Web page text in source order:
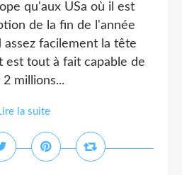
qu'aux USa où il est
de la fin de l'année
facilement la tête
est tout à fait capable de
millions...
la suite